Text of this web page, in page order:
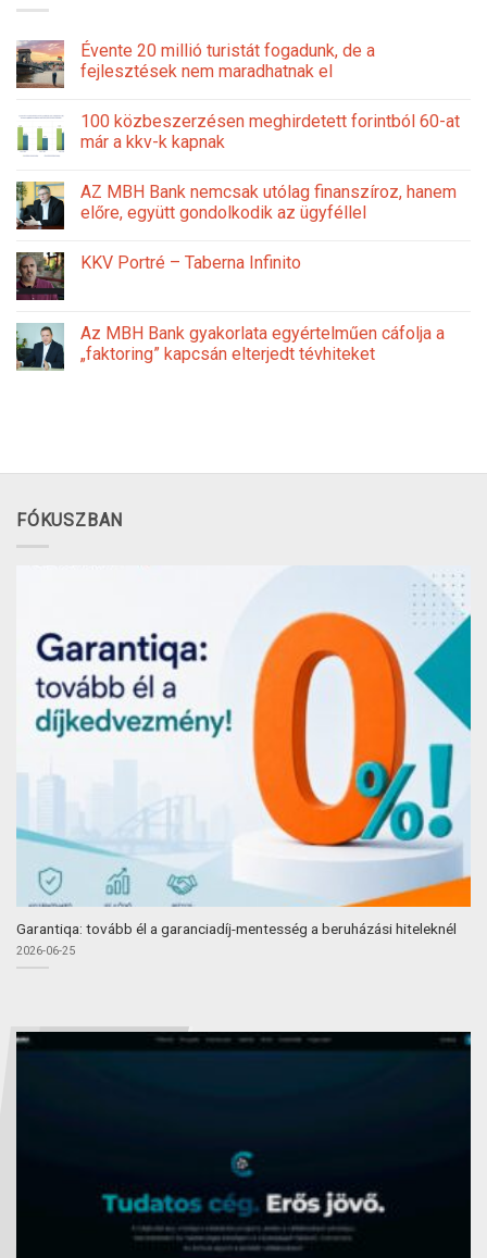
Évente 20 millió turistát fogadunk, de a
fejlesztések nem maradhatnak el
100 közbeszerzésen meghirdetett forintból 60-at
már a kkv-k kapnak
AZ MBH Bank nemcsak utólag finanszíroz, hanem
előre, együtt gondolkodik az ügyféllel
KKV Portré – Taberna Infinito
Az MBH Bank gyakorlata egyértelműen cáfolja a
„faktoring” kapcsán elterjedt tévhiteket
FÓKUSZBAN
Garantiqa: tovább él a garanciadíj-mentesség a beruházási hiteleknél
2026-06-25